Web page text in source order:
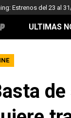
Estrenos del 23 al
ULTIMAS